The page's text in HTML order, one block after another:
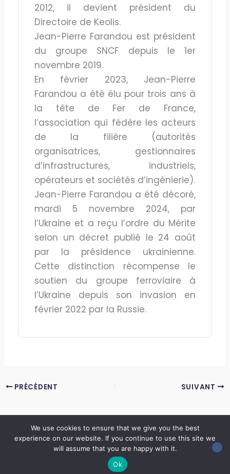
2012, il devient président du
Directoire de Keolis.
Jean-Pierre Farandou est président
du groupe SNCF depuis le 1er
novembre 2019.
En février 2023, Jean-Pierre
Farandou a été élu pour trois ans à
la tête de Fer de France,
l’association qui fédère les acteurs
de la filière (autorités
organisatrices, gestionnaires
d’infrastructures, industriels,
opérateurs et sociétés d’ingénierie).
Jean-Pierre Farandou a été décoré,
mardi 5 novembre 2024, par
l’Ukraine et a reçu l’ordre du Mérite
selon un décret publié le 24 août
par la présidence ukrainienne.
Cette distinction récompense le
soutien du groupe ferroviaire à
l’Ukraine depuis son invasion en
février 2022 par la Russie.
PRÉCÉDENT SUIVANT
Copyright © 2026 LES ANNALES DES MINES | Powered byThème WordPress Astra
We use cookies to ensure that we give you the best
experience on our website. If you continue to use this site we
will assume that you are happy with it.
Ok